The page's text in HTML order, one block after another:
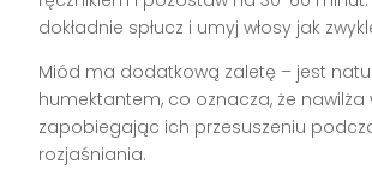
dokładnie spłucz i umyj włosy jak
Miód ma dodatkową zaletę – jest
humektantem, co oznacza, że nawilża
zapobiegając ich przesuszeniu
rozjaśniania.